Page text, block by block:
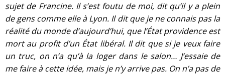
sujet de Francine. Il s’est foutu de moi, dit qu’il y a plein
de gens comme elle à Lyon. Il dit que je ne connais pas la
réalité du monde d’aujourd’hui, que l’État providence est
mort au profit d’un État libéral. Il dit que si je veux faire
un truc, on n’a qu’à la loger dans le salon… J’essaie de
me faire à cette idée, mais je n’y arrive pas. On n’a pas de